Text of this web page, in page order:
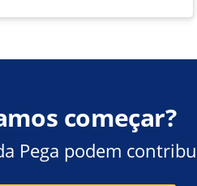
começar?
Pega podem